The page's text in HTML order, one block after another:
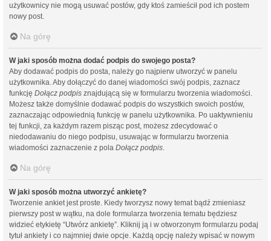
użytkownicy nie mogą usuwać postów, gdy ktoś zamieścił pod ich postem
nowy post.
Na górę
W jaki sposób można dodać podpis do swojego posta?
Aby dodawać podpis do posta, należy go najpierw utworzyć w panelu
użytkownika. Aby dołączyć do danej wiadomości swój podpis, zaznacz
funkcję Dołącz podpis znajdującą się w formularzu tworzenia wiadomości.
Możesz także domyślnie dodawać podpis do wszystkich swoich postów,
zaznaczając odpowiednią funkcję w panelu użytkownika. Po uaktywnieniu
tej funkcji, za każdym razem pisząc post, możesz zdecydować o
niedodawaniu do niego podpisu, usuwając w formularzu tworzenia
wiadomości zaznaczenie z pola Dołącz podpis.
Na górę
W jaki sposób można utworzyć ankietę?
Tworzenie ankiet jest proste. Kiedy tworzysz nowy temat bądź zmieniasz
pierwszy post w wątku, na dole formularza tworzenia tematu będziesz
widzieć etykietę “Utwórz ankietę”. Kliknij ją i w otworzonym formularzu podaj
tytuł ankiety i co najmniej dwie opcje. Każdą opcję należy wpisać w nowym